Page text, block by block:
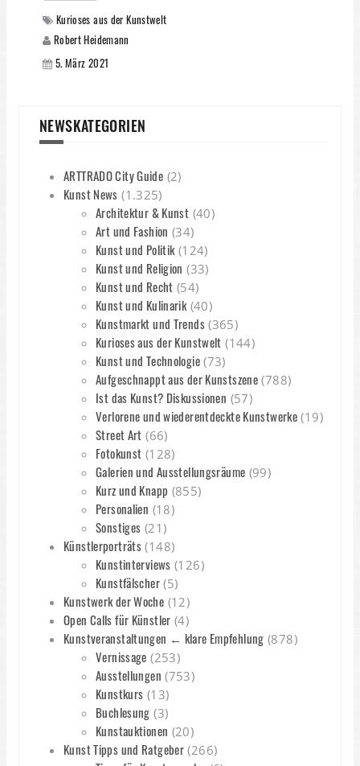
Kurioses aus der Kunstwelt
Robert Heidemann
5. März 2021
NEWSKATEGORIEN
ARTTRADO City Guide (2)
Kunst News (1.325)
Architektur & Kunst (40)
Art und Fashion (34)
Kunst und Politik(124)
Kunst und Religion (33)
Kunst und Recht (54)
Kunst und Kulinarik(40)
Kunstmarkt und Trends(365)
Kurioses aus der Kunstwelt (144)
Kunst und Technologie(73)
Aufgeschnappt aus der Kunstszene (788)
Ist das Kunst? Diskussionen (57)
Verlorene und wiederentdeckte Kunstwerke (19)
Street Art (66)
Fotokunst (128)
Galerien und Ausstellungsräume (99)
Kurz und Knapp (855)
Personalien (18)
Sonstiges (21)
Künstlerporträts (148)
Kunstinterviews (126)
Kunstfälscher(5)
Kunstwerk der Woche (12)
Open Calls für Künstler (4)
Kunstveranstaltungen ← klare Empfehlung (878)
Vernissage (253)
Ausstellungen (753)
Kunstkurs (13)
Buchlesung (3)
Kunstauktionen (20)
Kunst Tipps und Ratgeber (266)